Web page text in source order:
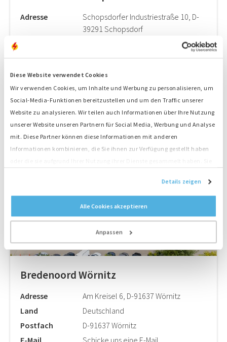
Diese Website verwendet Cookies
Wir verwenden Cookies, um Inhalte und Werbung zu personalisieren, um
Social-Media-Funktionen bereitzustellen und um den Traffic unserer
Website zu analysieren. Wir teilen auch Informationen über Ihre Nutzung
unserer Website unseren Partnern für Social Media, Werbung und Analyse
mit. Diese Partner können diese Informationen mit anderen
Informationen kombinieren, die Sie ihnen zur Verfügung gestellt haben
Details zeigen
Alle Cookies akzeptieren
Anpassen
Adresse
Schopsdorfer Industriestraße 10, D-
39291 Schopsdorf
Postfach
D-39291 Genthin OT Schopsdorf
E-Mail
Schicke uns eine E-Mail
Telefon
00800 – 55008800
Route
Wegweiser - hier finden sie uns
Sicherheitsinfo
Sicherheitsflyer öffnen
Bredenoord Wörnitz
Adresse
Am Kreisel 6, D-91637 Wörnitz
Land
Deutschland
Postfach
D-91637 Wörnitz